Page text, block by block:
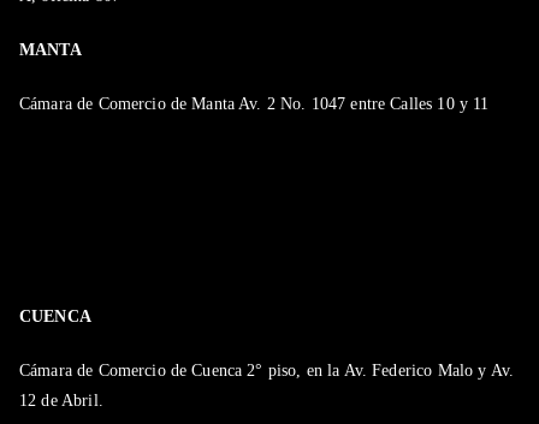
MANTA
Cámara de Comercio de Manta Av. 2 No. 1047 entre Calles 10 y 11
CUENCA
Cámara de Comercio de Cuenca 2° piso, en la Av. Federico Malo y Av.
12 de Abril.